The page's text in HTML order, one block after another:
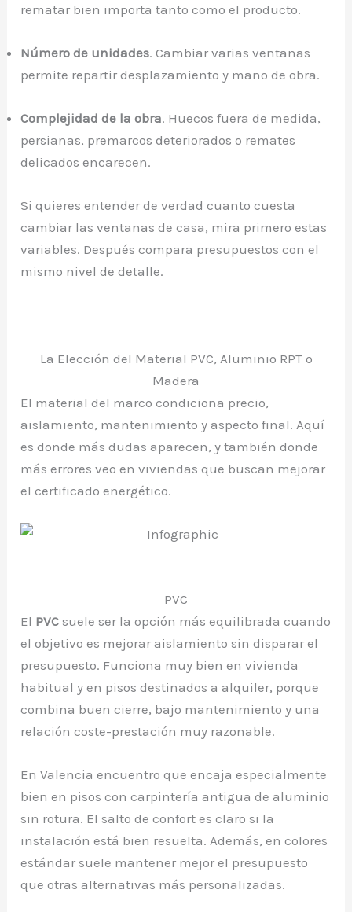
rematar bien importa tanto como el producto.
Número de unidades. Cambiar varias ventanas
permite repartir desplazamiento y mano de obra.
Complejidad de la obra. Huecos fuera de medida,
persianas, premarcos deteriorados o remates
delicados encarecen.
Si quieres entender de verdad cuanto cuesta
cambiar las ventanas de casa, mira primero estas
variables. Después compara presupuestos con el
mismo nivel de detalle.
La Elección del Material PVC, Aluminio RPT o
Madera
El material del marco condiciona precio,
aislamiento, mantenimiento y aspecto final. Aquí
es donde más dudas aparecen, y también donde
más errores veo en viviendas que buscan mejorar
el certificado energético.
PVC
El PVC suele ser la opción más equilibrada cuando
el objetivo es mejorar aislamiento sin disparar el
presupuesto. Funciona muy bien en vivienda
habitual y en pisos destinados a alquiler, porque
combina buen cierre, bajo mantenimiento y una
relación coste-prestación muy razonable.
En Valencia encuentro que encaja especialmente
bien en pisos con carpintería antigua de aluminio
sin rotura. El salto de confort es claro si la
instalación está bien resuelta. Además, en colores
estándar suele mantener mejor el presupuesto
que otras alternativas más personalizadas.